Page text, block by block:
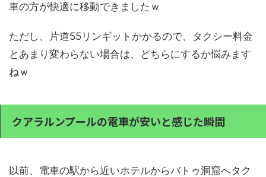
車の方が快適に移動できましたｗ
ただし、片道55リンギットかかるので、タクシー料金
とあまり変わらない場合は、どちらにするか悩みます
ねｗ
クアラルンプールの電車が安いと感じた瞬間
以前、電車の駅から近いホテルからバトゥ洞窟へタク